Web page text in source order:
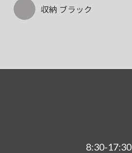
収納 ブラック
8:30-17:30